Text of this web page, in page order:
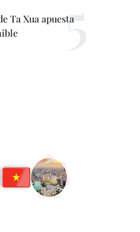
Ta Xua apuesta